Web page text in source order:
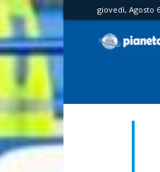
giovedì, Agosto